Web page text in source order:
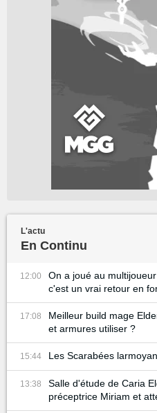
L'actu
En Continu
12:00
On a joué au
c'est un vrai retour en
17:08
Meilleur build mage
et armures utiliser ?
15:44 Les Scarabées
13:38
Salle d'étude de Caria
préceptrice Miriam et